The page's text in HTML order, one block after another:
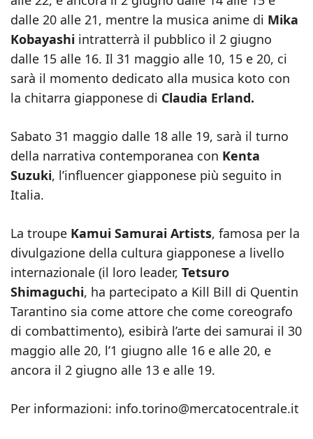
dalle 20 alle 21, mentre la musica anime di Mika
Kobayashi intratterrà il pubblico il 2 giugno
dalle 15 alle 16. Il 31 maggio alle 10, 15 e 20, ci
sarà il momento dedicato alla musica koto con
la chitarra giapponese di Claudia Erland.
Sabato 31 maggio dalle 18 alle 19, sarà il turno
della narrativa contemporanea con Kenta
Suzuki, l’influencer giapponese più seguito in
Italia.
La troupe Kamui Samurai Artists, famosa per la
divulgazione della cultura giapponese a livello
internazionale (il loro leader, Tetsuro
Shimaguchi, ha partecipato a Kill Bill di Quentin
Tarantino sia come attore che come coreografo
di combattimento), esibirà l’arte dei samurai il 30
maggio alle 20, l’1 giugno alle 16 e alle 20, e
ancora il 2 giugno alle 13 e alle 19.
Per informazioni: info.torino@mercatocentrale.it